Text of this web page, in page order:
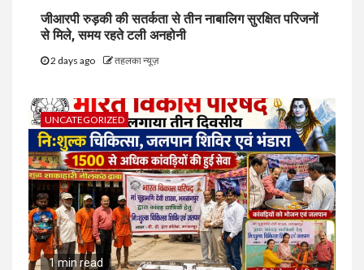
जीआरपी रुड़की की सतर्कता से तीन नाबालिग सुरक्षित परिजनों
से मिले, समय रहते टली अनहोनी
2 days ago तहलका न्यूज़
UNCATEGORIZED
1 min read